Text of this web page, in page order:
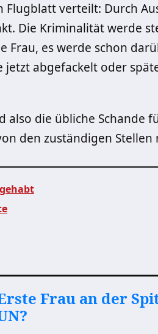
Flugblatt verteilt: Durch
Die Kriminalität werde
Frau, es werde schon
jetzt abgefackelt oder
die übliche Schande
den zuständigen
Frau an der